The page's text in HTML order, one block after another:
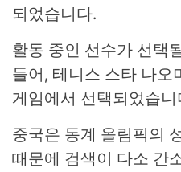
되었습니다.
활동 중인 선수가 선택
들어, 테니스 스타 나오
게임에서 선택되었습니
중국은 동계 올림픽의
때문에 검색이 다소 간